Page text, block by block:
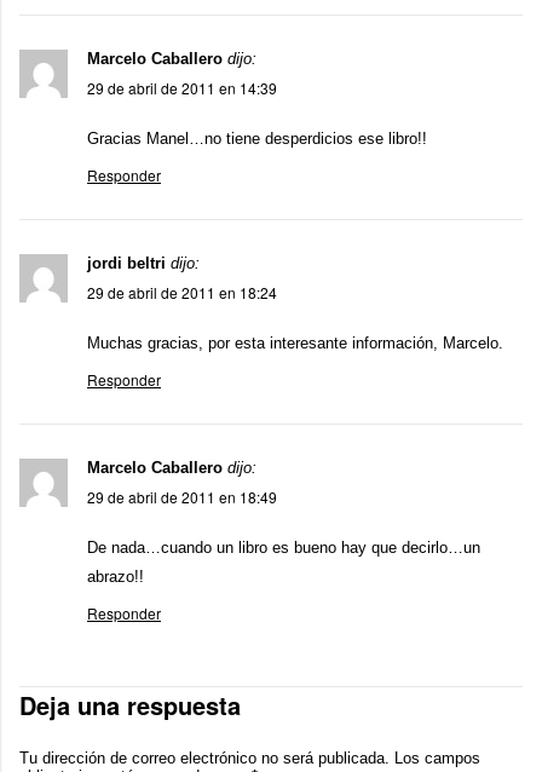
Marcelo Caballero dijo:
29 de abril de 2011 en 14:39
Gracias Manel…no tiene desperdicios ese libro!!
Responder
jordi beltri dijo:
29 de abril de 2011 en 18:24
Muchas gracias, por esta interesante información, Marcelo.
Responder
Marcelo Caballero dijo:
29 de abril de 2011 en 18:49
De nada…cuando un libro es bueno hay que decirlo…un
abrazo!!
Responder
Deja una respuesta
Tu dirección de correo electrónico no será publicada. Los campos